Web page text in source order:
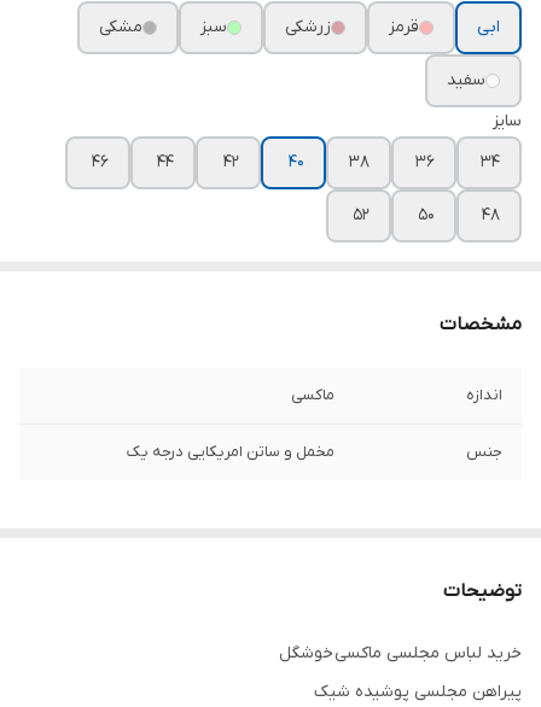
ابی
قرمز زرشکی سبز مشکی
سفید
سایز
۳۴
۳۶ ۳۸ ۴۰ ۴۲ ۴۴ ۴۶
۴۸ ۵۰ ۵۲
مشخصات
اندازه ماکسی
جنس مخمل و ساتن امریکایی درجه یک
توضیحات
خرید لباس مجلسی ماکسی خوشگل
پیراهن مجلسی پوشیده شیک